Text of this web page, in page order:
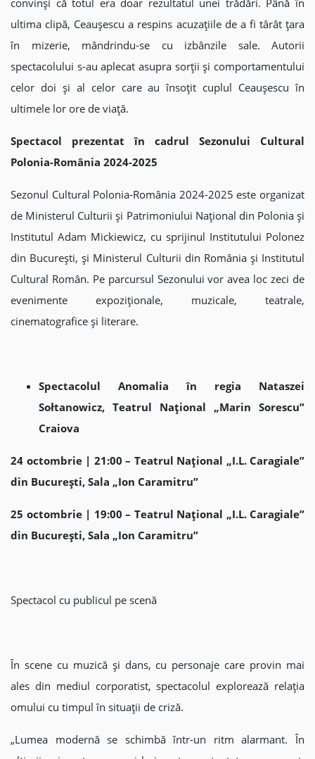
convinși că totul era doar rezultatul unei trădări. Până în
ultima clipă, Ceaușescu a respins acuzațiile de a fi târât țara
în mizerie, mândrindu-se cu izbânzile sale. Autorii
spectacolului s-au aplecat asupra sorții și comportamentului
celor doi și al celor care au însoțit cuplul Ceaușescu în
ultimele lor ore de viață.
Spectacol prezentat în cadrul Sezonului Cultural
Polonia-România 2024-2025
Sezonul Cultural Polonia-România 2024-2025 este organizat
de Ministerul Culturii și Patrimoniului Național din Polonia și
Institutul Adam Mickiewicz, cu sprijinul Institutului Polonez
din București, și Ministerul Culturii din România și Institutul
Cultural Român. Pe parcursul Sezonului vor avea loc zeci de
evenimente expoziționale, muzicale, teatrale,
cinematografice și literare.
Spectacolul Anomalia în regia Nataszei
Sołtanowicz, Teatrul Național „Marin Sorescu”
Craiova
24 octombrie | 21:00 – Teatrul Național „I.L. Caragiale”
din București, Sala „Ion Caramitru”
25 octombrie | 19:00 – Teatrul Național „I.L. Caragiale”
din București, Sala „Ion Caramitru”
Spectacol cu publicul pe scenă
În scene cu muzică și dans, cu personaje care provin mai
ales din mediul corporatist, spectacolul explorează relația
omului cu timpul în situații de criză.
„Lumea modernă se schimbă într-un ritm alarmant. În